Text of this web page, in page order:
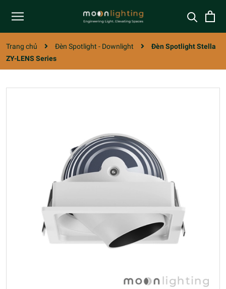
Trang chủ Đèn Spotlight - Downlight
Đèn Spotlight Stella
ZY-LENS Series